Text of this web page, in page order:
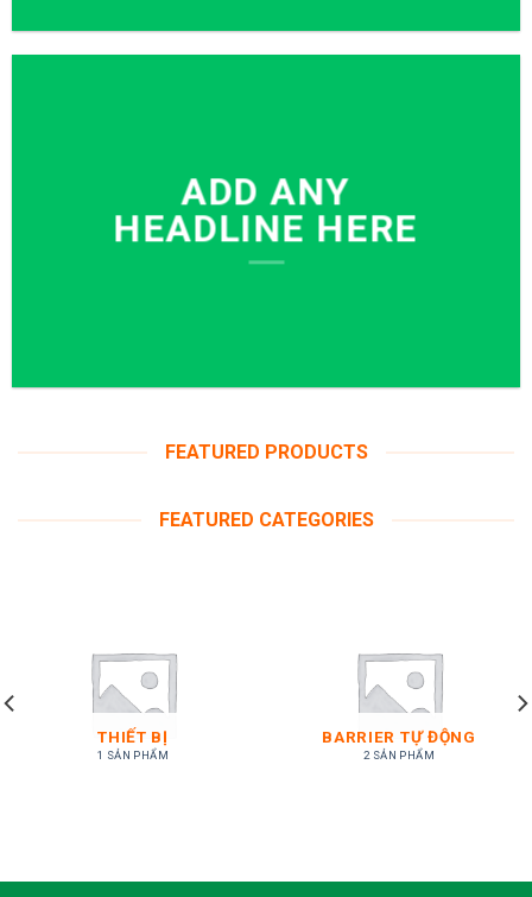
ADD ANY
HEADLINE HERE
FEATURED PRODUCTS
FEATURED CATEGORIES
THIẾT BỊ
1 SẢN PHẨM
BARRIER TỰ ĐỘNG
2 SẢN PHẨM